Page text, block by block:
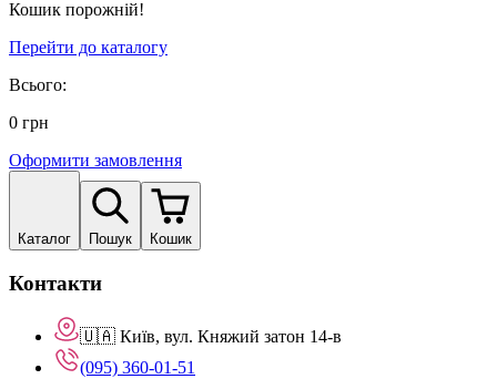
Кошик порожній!
Перейти до каталогу
Всього:
0 грн
Оформити замовлення
Каталог Пошук Кошик
Контакти
🇺🇦 Київ, вул. Княжий затон 14-в
(095) 360-01-51